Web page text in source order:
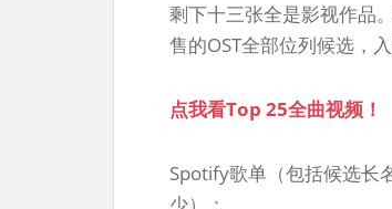
剩下十三张全是影视作品
售的OST全部位列候选，
点我看Top 25全曲视频！
Spotify歌单（包括候选长